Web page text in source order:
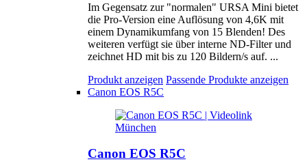
Im Gegensatz zur "normalen" URSA Mini bietet
die Pro-Version eine Auflösung von 4,6K mit
einem Dynamikumfang von 15 Blenden! Des
weiteren verfügt sie über interne ND-Filter und
zeichnet HD mit bis zu 120 Bildern/s auf. ...
Produkt anzeigen Passende Produkte anzeigen
Canon EOS R5C
Canon EOS R5C